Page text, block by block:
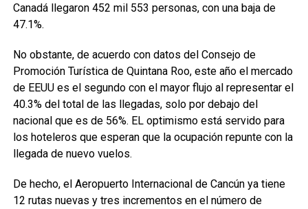
Canadá llegaron 452 mil 553 personas, con una baja de
47.1%.
No obstante, de acuerdo con datos del Consejo de
Promoción Turística de Quintana Roo, este año el mercado
de EEUU es el segundo con el mayor flujo al representar el
40.3% del total de las llegadas, solo por debajo del
nacional que es de 56%. EL optimismo está servido para
los hoteleros que esperan que la ocupación repunte con la
llegada de nuevo vuelos.
De hecho, el Aeropuerto Internacional de Cancún ya tiene
12 rutas nuevas y tres incrementos en el número de